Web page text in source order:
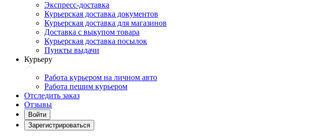
Экспресс-доставка
Курьерская доставка документов
Курьерская доставка для магазинов
Доставка с выкупом товара
Курьерская доставка посылок
Пункты выдачи
Курьеру
Работа курьером на личном авто
Работа пешим курьером
Отследить заказ
Отзывы
Войти
Зарегистрироваться